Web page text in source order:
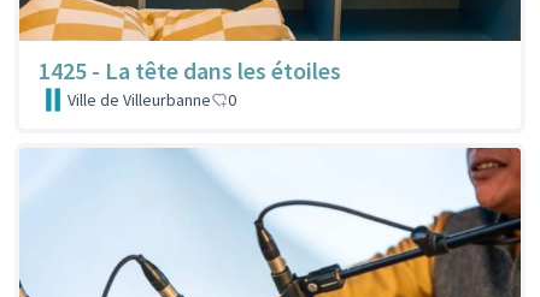
1425 - La tête dans les étoiles
Ville de Villeurbanne 0